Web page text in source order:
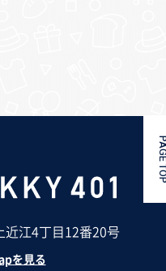
近江4丁目12番20号
を見る